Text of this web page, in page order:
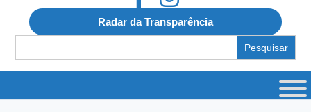
Radar da Transparência
for: